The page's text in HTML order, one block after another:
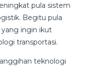
pula sistem
Begitu pula
ingin ikut
transportasi.
teknologi